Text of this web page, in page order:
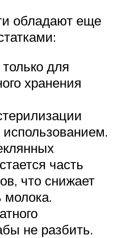
обладают еще
для
хранения
часть
что снижает
молока.
не разбить.